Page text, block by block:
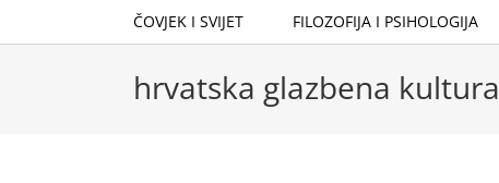
ČOVJEK I SVIJET FILOZOFIJA I PSIHOLOGIJA
hrvatska glazbena kultura